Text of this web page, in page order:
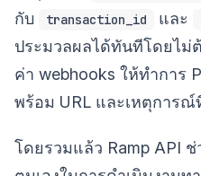
กับ
transaction_id และ
ประมวลผลได้ทันทีโดยไม่
ค่า webhooks ให้ทำการ
พร้อม URL และเหตุการ
โดยรวมแล้ว Ramp API